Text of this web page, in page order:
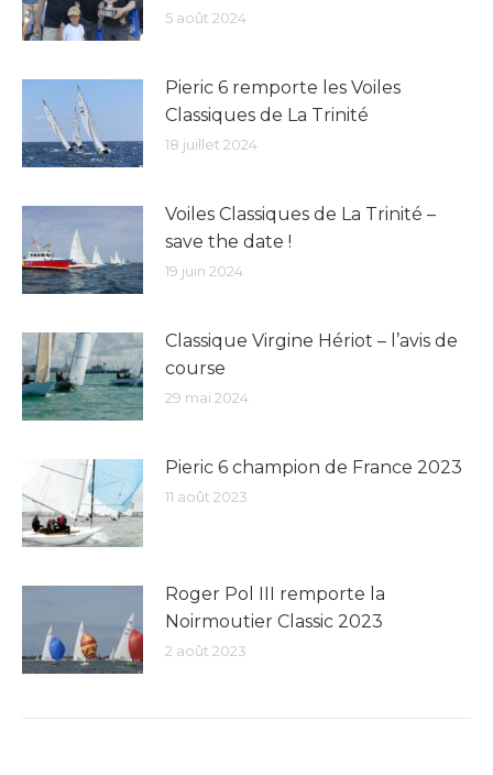
5 août 2024
Pieric 6 remporte les Voiles
Classiques de La Trinité
18 juillet 2024
Voiles Classiques de La Trinité –
save the date !
19 juin 2024
Classique Virgine Hériot – l’avis de
course
29 mai 2024
Pieric 6 champion de France 2023
11 août 2023
Roger Pol III remporte la
Noirmoutier Classic 2023
2 août 2023